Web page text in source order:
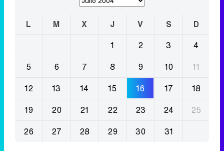
L M X J V S
D
1
2 3
4
5
6 7 8 9 10
11
12
13 14 15 16 17
18
19
20 21 22 23 24
25
26
27 28 29 30 31